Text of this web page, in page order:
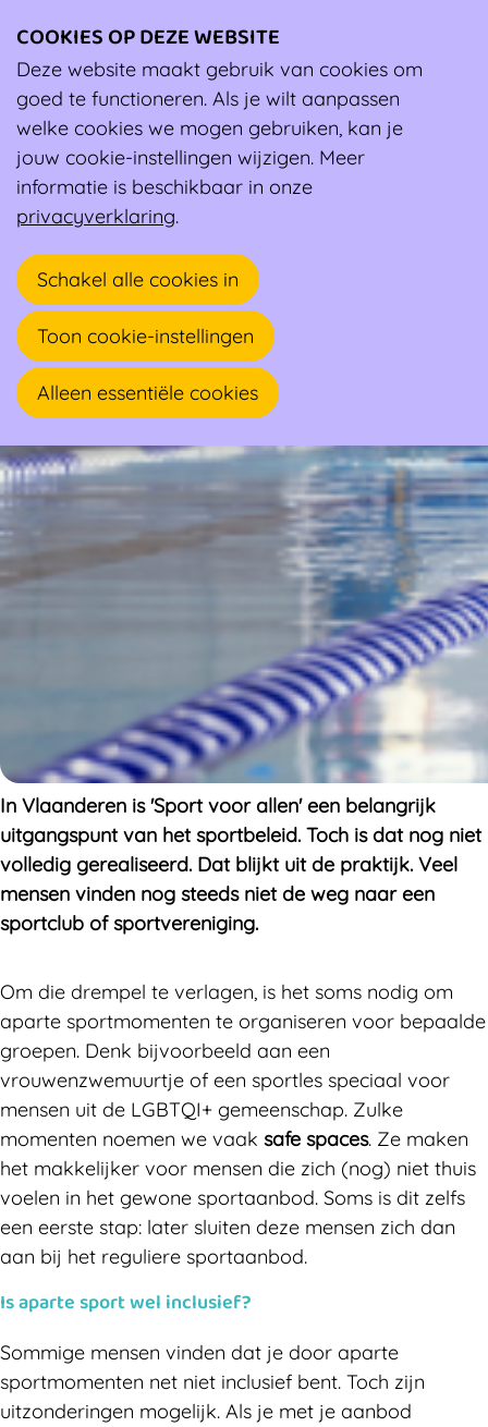
Wiki Sport voor iedereen, ook in de praktijk
Sport voor iedereen, ook in de praktijk
Sport voor iedereen, ook in de praktijk
In Vlaanderen is 'Sport voor allen' een belangrijk
uitgangspunt van het sportbeleid. Toch is dat nog niet
volledig gerealiseerd. Dat blijkt uit de praktijk. Veel
mensen vinden nog steeds niet de weg naar een
sportclub of sportvereniging.
Om die drempel te verlagen, is het soms nodig om
aparte sportmomenten te organiseren voor bepaalde
groepen. Denk bijvoorbeeld aan een
vrouwenzwemuurtje of een sportles speciaal voor
mensen uit de LGBTQI+ gemeenschap. Zulke
momenten noemen we vaak safe spaces. Ze maken
het makkelijker voor mensen die zich (nog) niet thuis
voelen in het gewone sportaanbod. Soms is dit zelfs
een eerste stap: later sluiten deze mensen zich dan
aan bij het reguliere sportaanbod.
Is aparte sport wel inclusief?
Sommige mensen vinden dat je door aparte
sportmomenten net niet inclusief bent. Toch zijn
uitzonderingen mogelijk. Als je met je aanbod
COOKIES OP DEZE WEBSITE
Deze website maakt gebruik van cookies om
goed te functioneren. Als je wilt aanpassen
welke cookies we mogen gebruiken, kan je
jouw cookie-instellingen wijzigen. Meer
informatie is beschikbaar in onze
privacyverklaring.
Schakel alle cookies in
Toon cookie-instellingen
Alleen essentiële cookies